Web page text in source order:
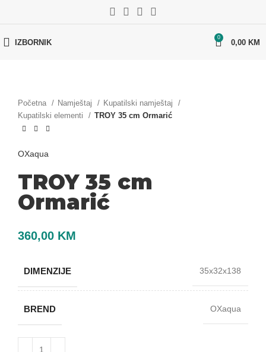
IZBORNIK
0
0,00 KM
Početna Namještaj
Kupatilski namještaj
Kupatilski elementi
TROY 35 cm Ormarić
OXaqua
TROY 35 cm
Ormarić
360,00 KM
DIMENZIJE 35x32x138
BREND OXaqua